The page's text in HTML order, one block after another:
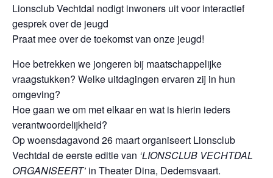
Lionsclub Vechtdal nodigt inwoners uit voor interactief
gesprek over de jeugd
Praat mee over de toekomst van onze jeugd!
Hoe betrekken we jongeren bij maatschappelijke
vraagstukken? Welke uitdagingen ervaren zij in hun
omgeving?
Hoe gaan we om met elkaar en wat is hierin ieders
verantwoordelijkheid?
Op woensdagavond 26 maart organiseert Lionsclub
Vechtdal de eerste editie van ‘LIONSCLUB VECHTDAL
ORGANISEERT’ in Theater Dina, Dedemsvaart.